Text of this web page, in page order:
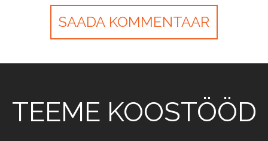
TEEME KOOSTÖÖD